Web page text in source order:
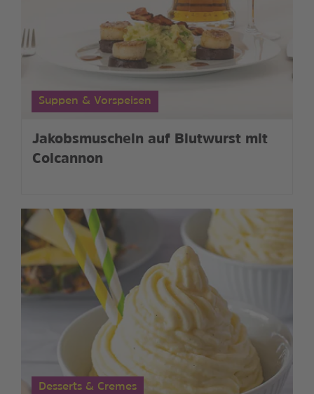
Suppen & Vorspeisen
Jakobsmuscheln auf Blutwurst mit
Colcannon
Desserts & Cremes